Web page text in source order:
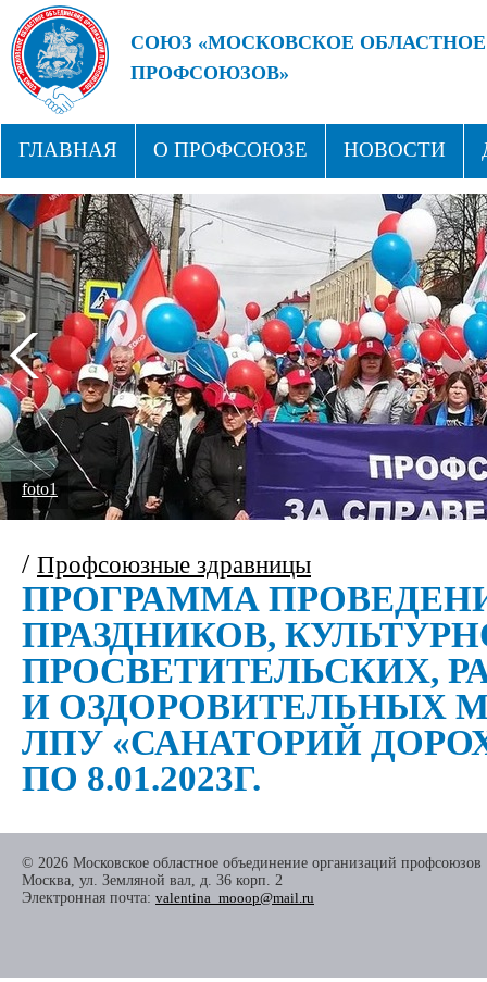
СОЮЗ «МОСКОВСКОЕ
ПРОФСОЮЗОВ»
ГЛАВНАЯ О ПРОФСОЮЗЕ НОВОСТИ
СТРУКТУРА ПРОФСОЮЗНЫЕ ЗДРАВНИЦЫ
foto1
/ Профсоюзные здравницы
ПРОГРАММА
ПРАЗДНИКОВ,
ПРОСВЕТИТЕЛЬСКИХ,
И ОЗДОРОВИТЕЛЬНЫХ
ЛПУ «САНАТОРИЙ
ПО 8.01.2023Г.
© 2026 Московское областное объединение организаций профсоюзов
Москва, ул. Земляной вал, д. 36 корп. 2
Электронная почта: valentina_mooop@mail.ru